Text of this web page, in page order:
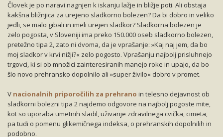
Človek je po naravi nagnjen k iskanju lažje in bližje poti. Ali obstaja
kakšna bližnjica za urejeno sladkorno bolezen? Da bi dobro in veliko
jedli, se malo gibali in imeli urejen sladkor? Sladkorna bolezen je
zelo pogosta, v Sloveniji ima preko 150.000 oseb sladkorno bolezen,
pretežno tipa 2, zato ni dvoma, da je vprašanje: »Kaj naj jem, da bo
moj sladkor v krvi nižji?« zelo pogosto. Vprašanju najbolj prisluhnejo
trgovci, ki si ob množici zainteresiranih manejo roke in upajo, da bo
šlo novo prehransko dopolnilo ali »super živilo« dobro v promet.
V nacionalnih priporočilih za prehrano in telesno dejavnost ob
sladkorni bolezni tipa 2 najdemo odgovore na najbolj pogoste mite,
kot so uporaba umetnih sladil, uživanje zdravilnega cvička, cimeta,
pa tudi o pomenu glikemičnega indeksa, o prehranskih dopolnilih in
podobno.